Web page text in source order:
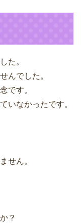
た。
んでした。
です。
いなかったです。
せん。
？